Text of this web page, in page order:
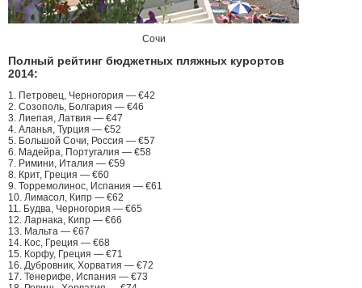
Сочи
Полный рейтинг бюджетных пляжных курортов
2014:
1. Петровец, Черногория — €42
2. Созополь, Болгария — €46
3. Лиепая, Латвия — €47
4. Аланья, Турция — €52
5. Большой Сочи, Россия — €57
6. Мадейра, Португалия — €58
7. Римини, Италия — €59
8. Крит, Греция — €60
9. Торремолинос, Испания — €61
10. Лимасол, Кипр — €62
11. Будва, Черногория — €65
12. Ларнака, Кипр — €66
13. Мальта — €67
14. Кос, Греция — €68
15. Корфу, Греция — €71
16. Дубровник, Хорватия — €72
17. Тенерифе, Испания — €73